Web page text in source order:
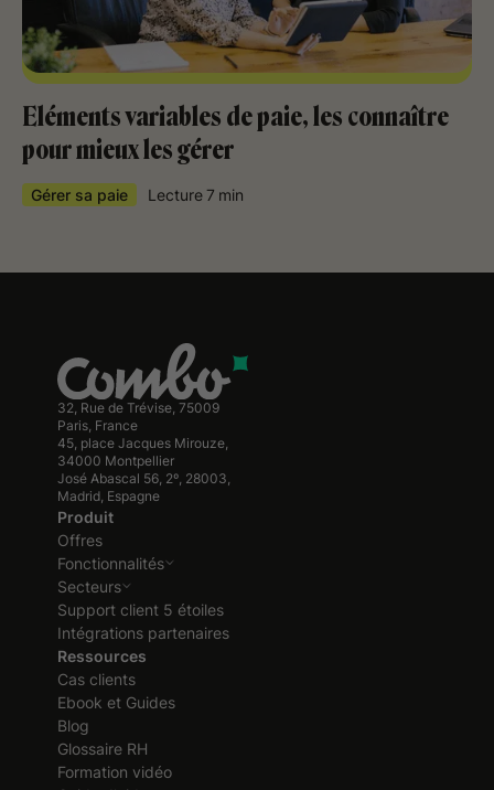
Eléments variables de paie, les connaître
pour mieux les gérer
Gérer sa paie Lecture7 min
32, Rue de Trévise, 75009
Paris, France
45, place Jacques Mirouze,
34000 Montpellier
José Abascal 56, 2º, 28003,
Madrid, Espagne
Produit
Offres
Fonctionnalités
Secteurs
Support client 5 étoiles
Intégrations partenaires
Ressources
Cas clients
Ebook et Guides
Blog
Glossaire RH
Formation vidéo